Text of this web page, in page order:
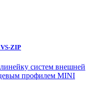
ZIP
систем внешней
профилем MINI